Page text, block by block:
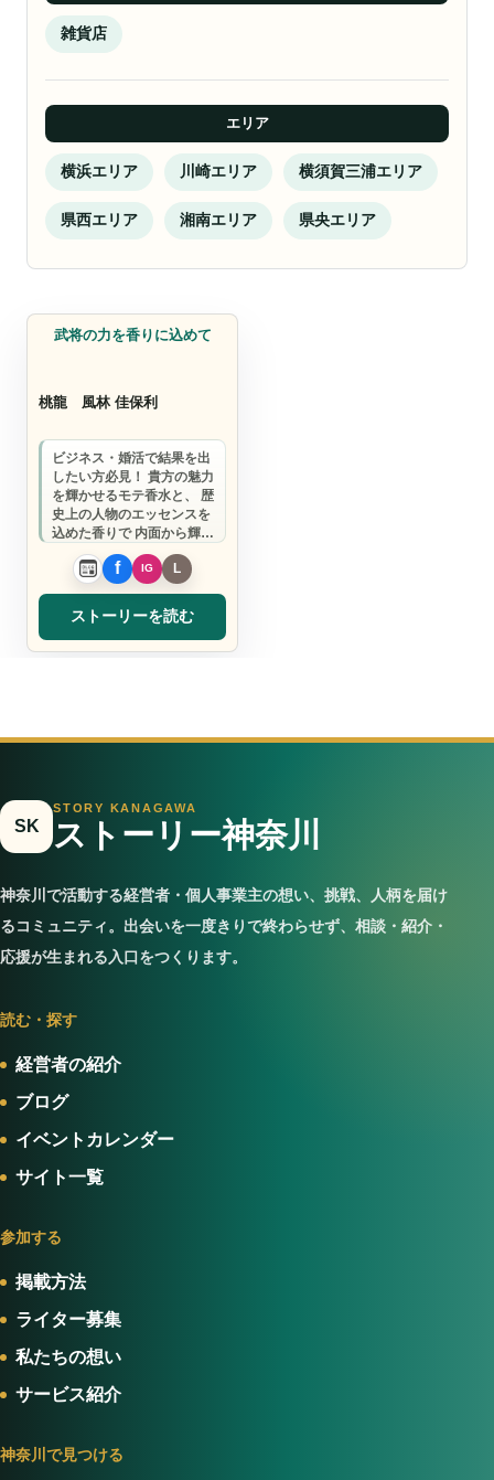
雑貨店
エリア
横浜エリア 川崎エリア 横須賀三浦エリア
県西エリア 湘南エリア 県央エリア
武将の力を香りに込めて
桃龍 風林 佳保利
ビジネス・婚活で結果を出
したい方必見！ 貴方の魅力
を輝かせるモテ香水と、 歴
史上の人物のエッセンスを
込めた香りで 内面から輝く
理想の自分になりません
ストーリーを読む
SK
STORY KANAGAWA
ストーリー神奈川
神奈川で活動する経営者・個人事業主の想い、挑戦、人柄を届け
るコミュニティ。出会いを一度きりで終わらせず、相談・紹介・
応援が生まれる入口をつくります。
読む・探す
経営者の紹介
ブログ
イベントカレンダー
サイト一覧
参加する
掲載方法
ライター募集
私たちの想い
サービス紹介
神奈川で見つける